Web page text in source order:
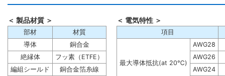
＜ 製品材質 ＞
部材
材質
導体
銅合金
絶縁体
フッ素（ETFE）
編組シールド
銅合金箔糸線
＜ 電気特性 ＞
項目
最大導体抵抗(at 20℃)
AWG28
AWG26
AWG24